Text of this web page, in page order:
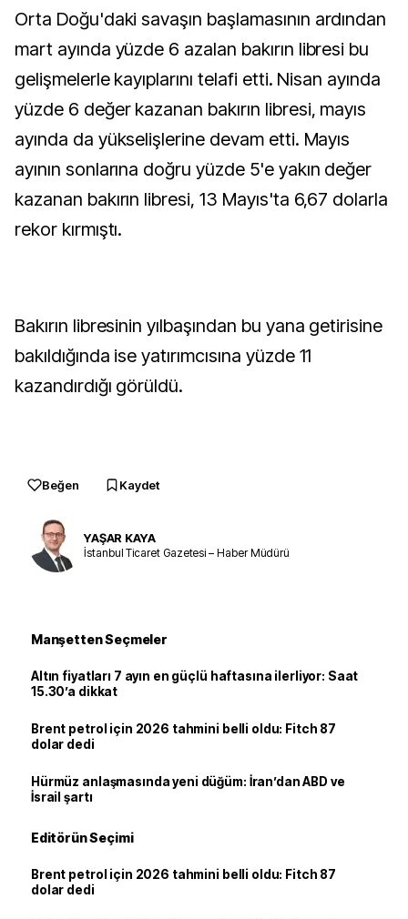
Orta Doğu'daki savaşın başlamasının ardından
mart ayında yüzde 6 azalan bakırın libresi bu
gelişmelerle kayıplarını telafi etti. Nisan ayında
yüzde 6 değer kazanan bakırın libresi, mayıs
ayında da yükselişlerine devam etti. Mayıs
ayının sonlarına doğru yüzde 5'e yakın değer
kazanan bakırın libresi, 13 Mayıs'ta 6,67 dolarla
rekor kırmıştı.
Bakırın libresinin yılbaşından bu yana getirisine
bakıldığında ise yatırımcısına yüzde 11
kazandırdığı görüldü.
Beğen Kaydet
YAŞAR KAYA
İstanbul Ticaret Gazetesi – Haber Müdürü
Manşetten Seçmeler
Altın fiyatları 7 ayın en güçlü haftasına ilerliyor: Saat
15.30’a dikkat
Brent petrol için 2026 tahmini belli oldu: Fitch 87
dolar dedi
Hürmüz anlaşmasında yeni düğüm: İran’dan ABD ve
İsrail şartı
Editörün Seçimi
Brent petrol için 2026 tahmini belli oldu: Fitch 87
dolar dedi